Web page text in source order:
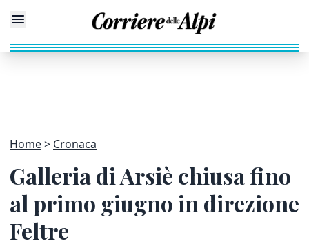
Home Cronaca
Galleria di Arsiè chiusa fino
al primo giugno in direzione
Feltre